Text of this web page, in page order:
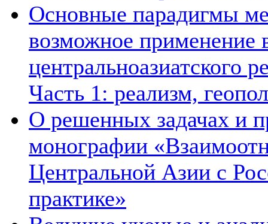
Основные парадигмы
возможное применение
центральноазиатского
Часть 1: реализм,
О решенных задачах и
монографии
Центральной Азии с
практике»